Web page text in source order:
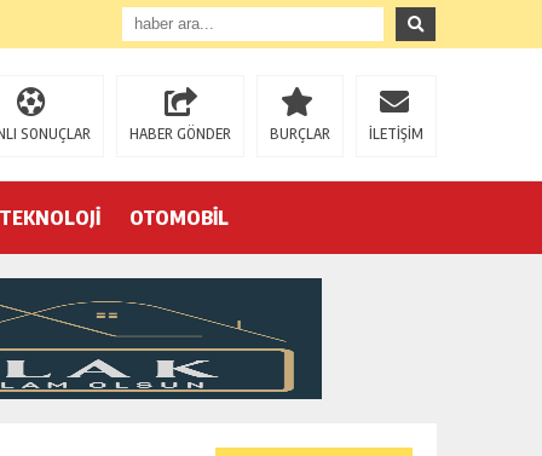
SONUÇLAR HABER GÖNDER BURÇLAR İLETİŞİM
TEKNOLOJİ OTOMOBİL